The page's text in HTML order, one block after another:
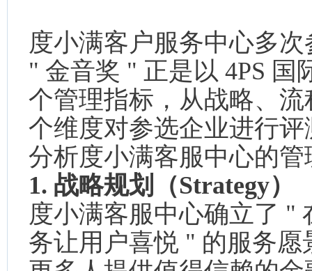
度小满客户服务中心多
" 金音奖 " 正是以 4PS 国
个管理指标，从战略、
个维度对参选企业进行
分析度小满客服中心的管
1. 战略规划（Strategy）
度小满客服中心确立了 "
务让用户喜悦 " 的服务